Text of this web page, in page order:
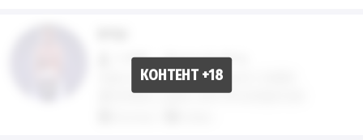
1.38M
@pravdadirty
Над схваткой. Связаться с нами:
@contact_vpsh_bot По вопросам